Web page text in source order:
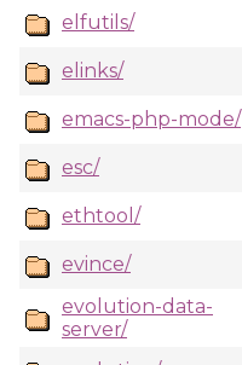
elfutils/
elinks/
emacs-php-mode/
esc/
ethtool/
evince/
evolution-data-
server/